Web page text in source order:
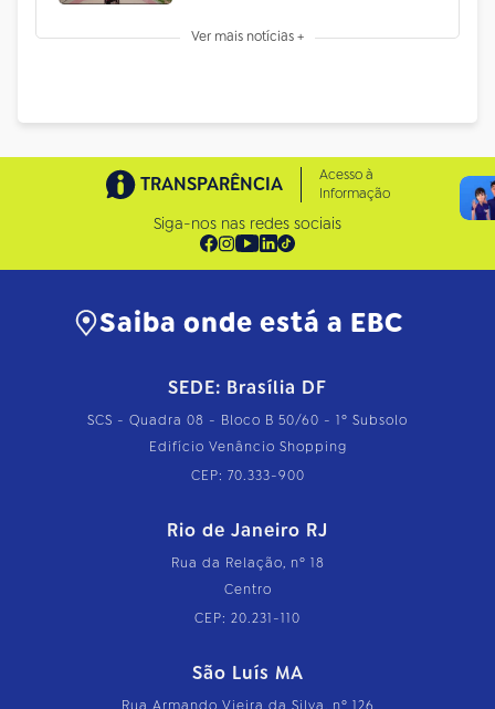
Ver mais notícias +
TRANSPARÊNCIA
Acesso à
Informação
Siga-nos nas redes sociais
Saiba onde está a EBC
SEDE: Brasília DF
SCS - Quadra 08 - Bloco B 50/60 - 1º Subsolo
Edifício Venâncio Shopping
CEP: 70.333-900
Rio de Janeiro RJ
Rua da Relação, nº 18
Centro
CEP: 20.231-110
São Luís MA